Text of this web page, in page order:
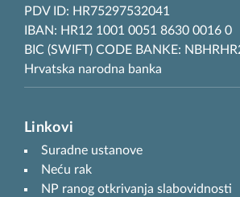
PDV ID: HR75297532041
IBAN: HR12 1001 0051 8630 0016 0
BIC (SWIFT) CODE BANKE:
Hrvatska narodna banka
Linkovi
Suradne ustanove
Neću rak
NP ranog otkrivanja slabovidnosti